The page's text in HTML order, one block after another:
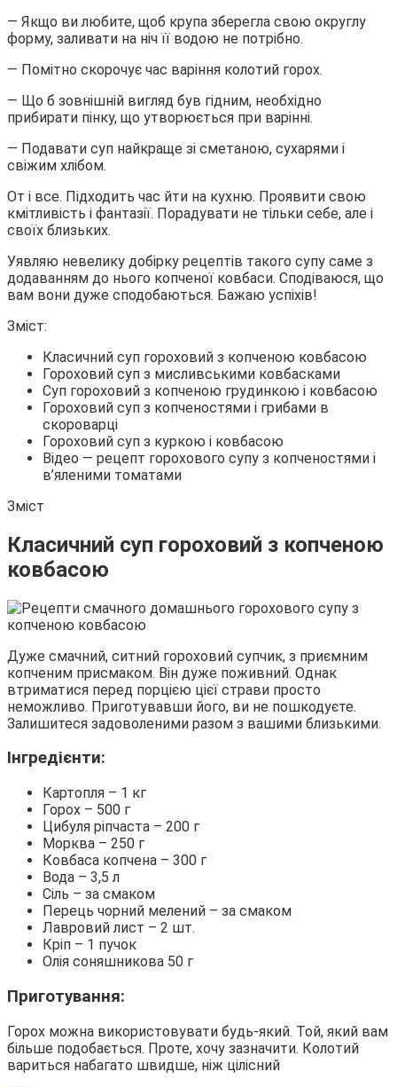
— Якщо ви любите, щоб крупа зберегла свою округлу
форму, заливати на ніч її водою не потрібно.
— Помітно скорочує час варіння колотий горох.
— Що б зовнішній вигляд був гідним, необхідно
прибирати пінку, що утворюється при варінні.
— Подавати суп найкраще зі сметаною, сухарями і
свіжим хлібом.
От і все. Підходить час йти на кухню. Проявити свою
кмітливість і фантазії. Порадувати не тільки себе, але і
своїх близьких.
Уявляю невелику добірку рецептів такого супу саме з
додаванням до нього копченої ковбаси. Сподіваюся, що
вам вони дуже сподобаються. Бажаю успіхів!
Зміст:
Класичний суп гороховий з копченою ковбасою
Гороховий суп з мисливськими ковбасками
Суп гороховий з копченою грудинкою і ковбасою
Гороховий суп з копченостями і грибами в
скороварці
Гороховий суп з куркою і ковбасою
Відео — рецепт горохового супу з копченостями і
в’яленими томатами
Зміст
Класичний суп гороховий з копченою
ковбасою
Дуже смачний, ситний гороховий супчик, з приємним
копченим присмаком. Він дуже поживний. Однак
втриматися перед порцією цієї страви просто
неможливо. Приготувавши його, ви не пошкодуєте.
Залишитеся задоволеними разом з вашими близькими.
Інгредієнти:
Картопля – 1 кг
Горох – 500 г
Цибуля ріпчаста – 200 г
Морква – 250 г
Ковбаса копчена – 300 г
Вода – 3,5 л
Сіль – за смаком
Перець чорний мелений – за смаком
Лавровий лист – 2 шт.
Кріп – 1 пучок
Олія соняшникова 50 г
Приготування:
Горох можна використовувати будь-який. Той, який вам
більше подобається. Проте, хочу зазначити. Колотий
вариться набагато швидше, ніж цілісний